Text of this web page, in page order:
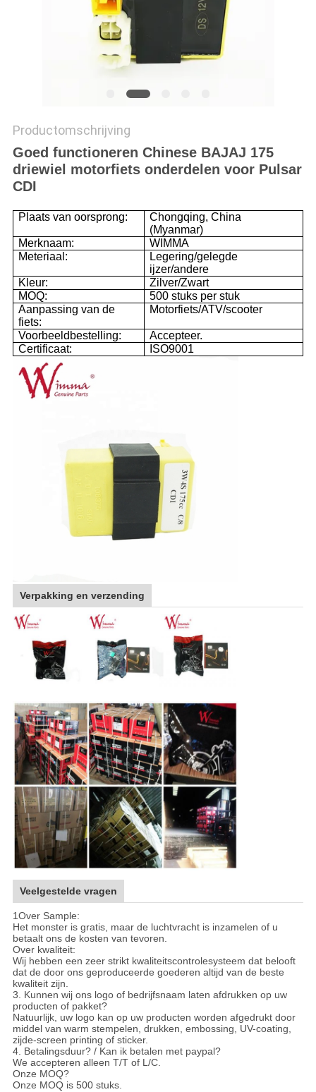
Productomschrijving
Goed functioneren Chinese BAJAJ 175
driewiel motorfiets onderdelen voor Pulsar
CDI
Plaats van oorsprong:
Chongqing, China
(Myanmar)
Merknaam:
WIMMA
Meteriaal:
Legering/gelegde
ijzer/andere
Kleur:
Zilver/Zwart
MOQ:
500 stuks per stuk
Aanpassing van de
fiets:
Motorfiets/ATV/scooter
Voorbeeldbestelling:
Accepteer.
Certificaat:
ISO9001
Verpakking en verzending
Veelgestelde vragen
1Over Sample:
Het monster is gratis, maar de luchtvracht is inzamelen of u
betaalt ons de kosten van tevoren.
Over kwaliteit:
Wij hebben een zeer strikt kwaliteitscontrolesysteem dat belooft
dat de door ons geproduceerde goederen altijd van de beste
kwaliteit zijn.
3. Kunnen wij ons logo of bedrijfsnaam laten afdrukken op uw
producten of pakket?
Natuurlijk, uw logo kan op uw producten worden afgedrukt door
middel van warm stempelen, drukken, embossing, UV-coating,
zijde-screen printing of sticker.
4. Betalingsduur? / Kan ik betalen met paypal?
We accepteren alleen T/T of L/C.
Onze MOQ?
Onze MOQ is 500 stuks.